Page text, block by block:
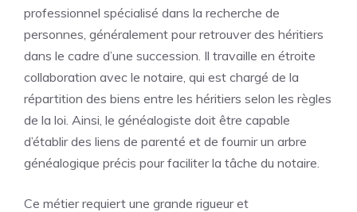
professionnel spécialisé dans la recherche de
personnes, généralement pour retrouver des héritiers
dans le cadre d’une succession. Il travaille en étroite
collaboration avec le notaire, qui est chargé de la
répartition des biens entre les héritiers selon les règles
de la loi. Ainsi, le généalogiste doit être capable
d’établir des liens de parenté et de fournir un arbre
généalogique précis pour faciliter la tâche du notaire.
Ce métier requiert une grande rigueur et